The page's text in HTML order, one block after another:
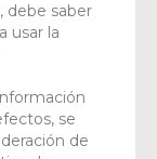
debe saber
usar la
se
de